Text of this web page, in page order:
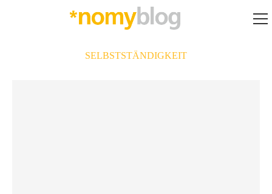
SELBSTSTÄNDIGKEIT